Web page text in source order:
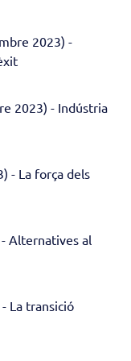
2023) -
2023) - Indústria
- La força dels
Alternatives al
La transició